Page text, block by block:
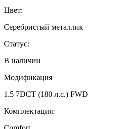
Цвет:
Серебристый металлик
Статус:
В наличии
Модификация
1.5 7DCT (180 л.с.) FWD
Комплектация: